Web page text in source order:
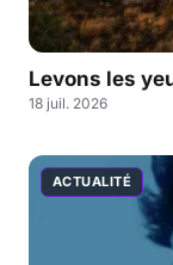
Levons les
18 juil. 2026
ACTUALITÉ